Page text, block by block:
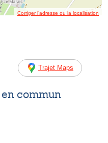
Corriger l’adresse ou la localisation
Trajet Maps
commun